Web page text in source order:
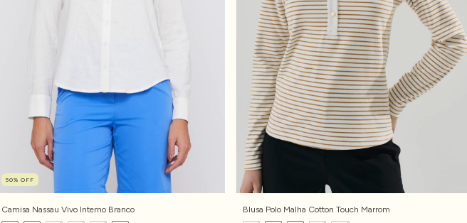
50% OFF
Camisa Nassau Vivo Interno Branco Blusa Polo Malha Cotton Touch Marrom